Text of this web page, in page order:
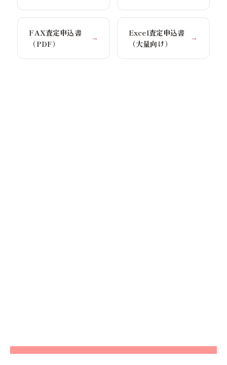
FAX査定申込書
（PDF）
→
Excel査定申込書
（大量向け）
→